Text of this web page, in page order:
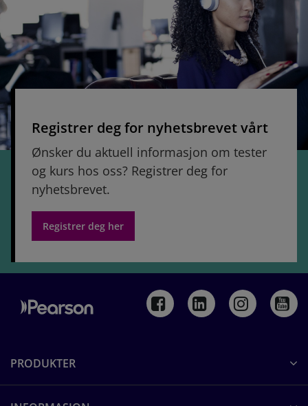
Registrer deg for nyhetsbrevet vårt
Ønsker du aktuell informasjon om tester
og kurs hos oss? Registrer deg for
nyhetsbrevet.
Registrer deg her
PRODUKTER